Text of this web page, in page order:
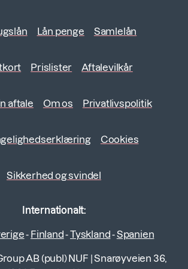
Lån penge Samlelån
Prislister Aftalevilkår
aftale Om os Privatlivspolitik
Cookies
Sikkerhed og svindel
Internationalt:
- Finland -Tyskland -Spanien
AB (publ) NUF |Snarøyveien 36,